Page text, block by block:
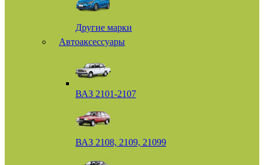
Другие марки
Автоаксессуары
ВАЗ 2101-2107
ВАЗ 2108, 2109, 21099